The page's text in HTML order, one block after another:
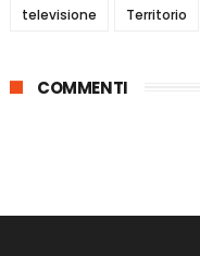
televisione Territorio
COMMENTI